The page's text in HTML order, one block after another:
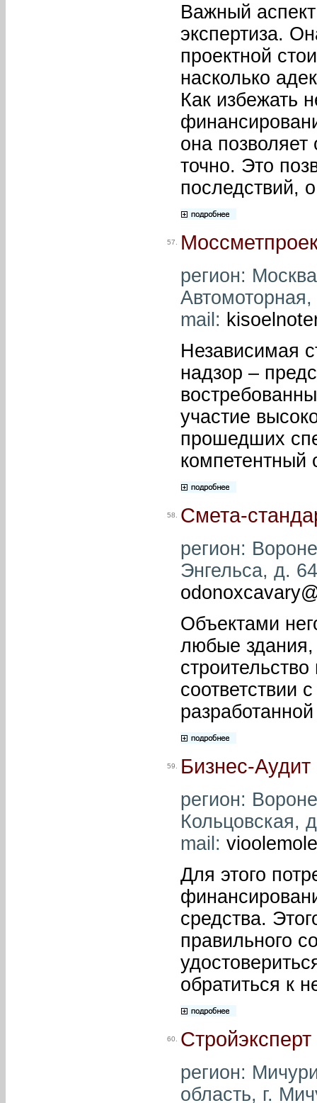
Важный
экспертиза.
проектной
насколько
Как избежать
она позволяет
точно. Это
последствий,
57.
регион:
mail:
Независимая
надзор –
участие
прошедших
компетентный
58. Смета-
регион:
Энгельса, д.
Объектами
любые здания,
соответствии
59. Бизнес-
регион:
Кольцовская,
mail:
Для этого
средства.
правильного
обратиться к
60.
регион:
область, г.